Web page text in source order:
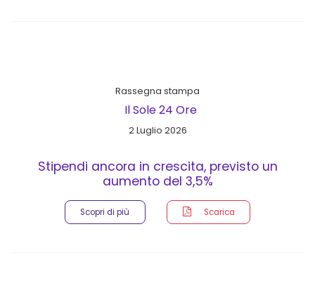
Rassegna stampa
Il Sole 24 Ore
2 Luglio 2026
Stipendi ancora in crescita, previsto un
aumento del 3,5%
Scopri di più Scarica